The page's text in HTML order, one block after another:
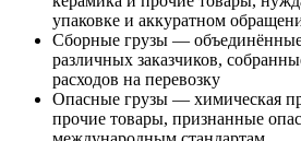
упаковке и аккуратном
Сборные грузы — объединённые
различных заказчиков,
расходов на перевозку
Опасные грузы — химическая
прочие товары, признанные